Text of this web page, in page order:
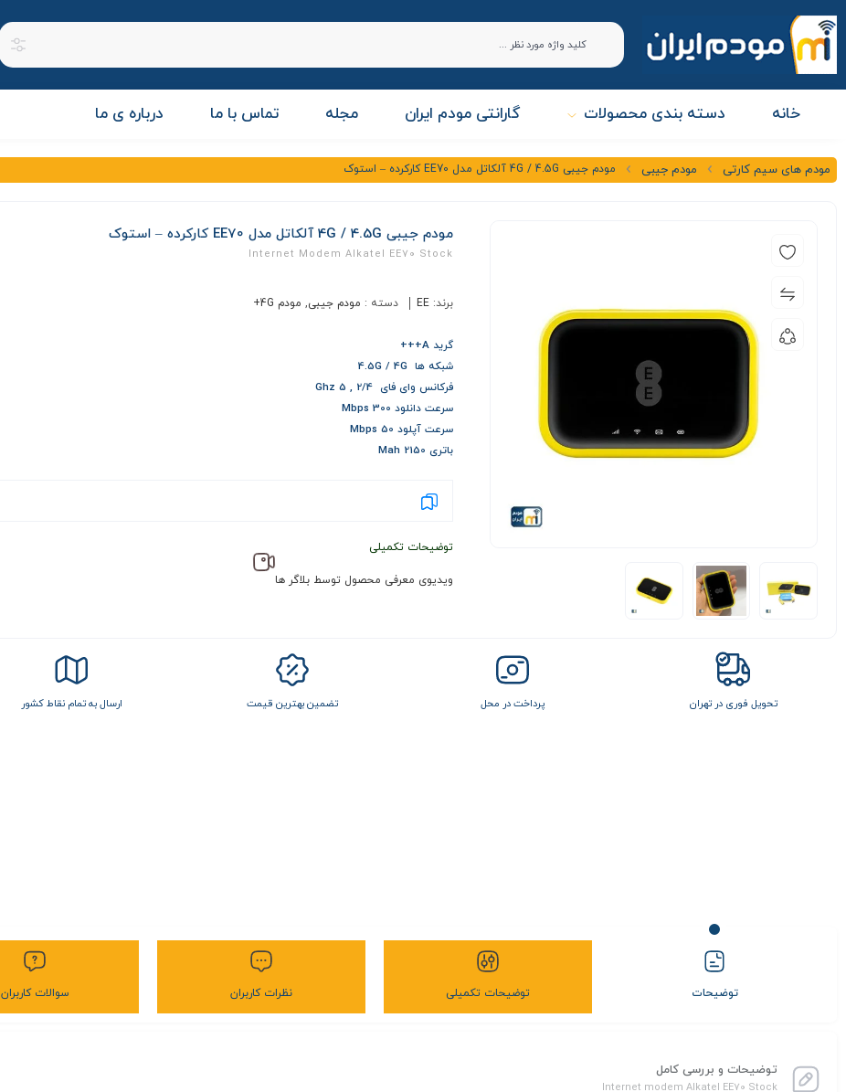
خانه دسته بندی محصولات گارانتی مودم ایران مجله تماس با ما درباره ی ما
مودم های سیم کارتی مودم جیبی مودم جیبی 4G / 4.5G آلکاتل مدل EE70 کارکرده – استوک
مودم جیبی 4G / 4.5G آلکاتل مدل EE70 کارکرده – استوک
Internet Modem Alkatel EE70 Stock
برند: EE دسته : مودم جیبی, مودم 4G+
گرید A+++
شبکه ها 4.5G / 4G
فرکانس وای فای 2/4 , 5 Ghz
سرعت دانلود 300 Mbps
سرعت آپلود 50 Mbps
باتری 2150 Mah
توضیحات تکمیلی
ویدیوی معرفی محصول توسط بلاگر ها
تحویل فوری در تهران پرداخت در محل تضمین بهترین قیمت ارسال به تمام نقاط کشور
توضیحات توضیحات تکمیلی نظرات کاربران سوالات کاربران
توضیحات و بررسی کامل
Internet modem Alkatel EE70 Stock